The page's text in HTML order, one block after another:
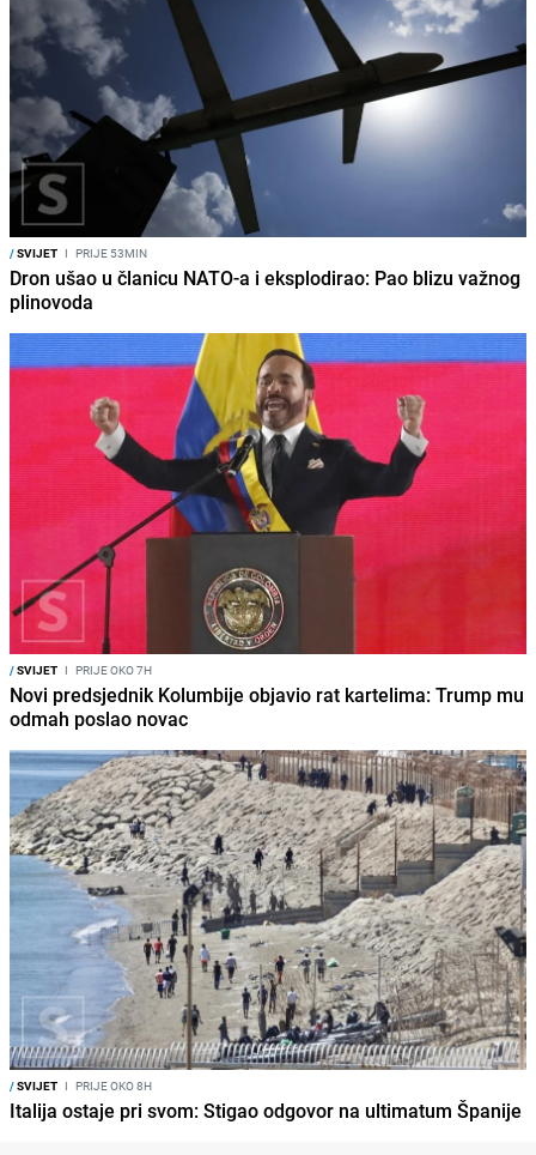
/SVIJET I PRIJE 53MIN
Dron ušao u članicu NATO-a i eksplodirao: Pao blizu važnog
plinovoda
/SVIJET I PRIJE OKO 7H
Novi predsjednik Kolumbije objavio rat kartelima: Trump mu
odmah poslao novac
/SVIJET I PRIJE OKO 8H
Italija ostaje pri svom: Stigao odgovor na ultimatum Španije